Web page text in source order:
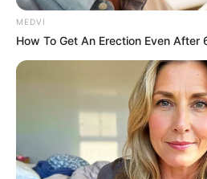
16:15 / 06 Avqust 2026
Prezidentin Fərmanı ilə
MƏRHƏLƏ:
biznesə və qiymətlərə
MEDVI
How To Get An Erection Even After